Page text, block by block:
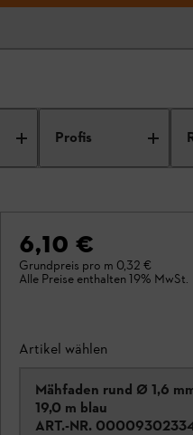
Profis
6,10 €
Grundpreis pro m 0,32 €
Alle Preise enthalten 19% MwSt.
Artikel wählen
Mähfaden rund Ø 1,6
19,0 m blau
ART.-NR.